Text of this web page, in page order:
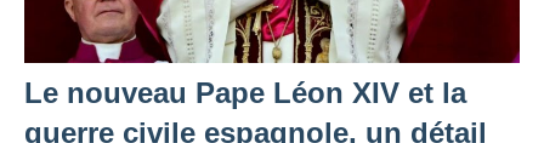
Le nouveau Pape Léon XIV et la
guerre civile espagnole, un détail